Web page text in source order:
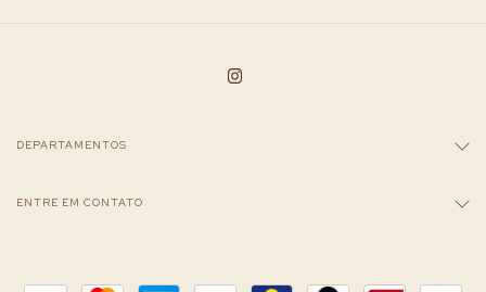
DEPARTAMENTOS
ENTRE EM CONTATO